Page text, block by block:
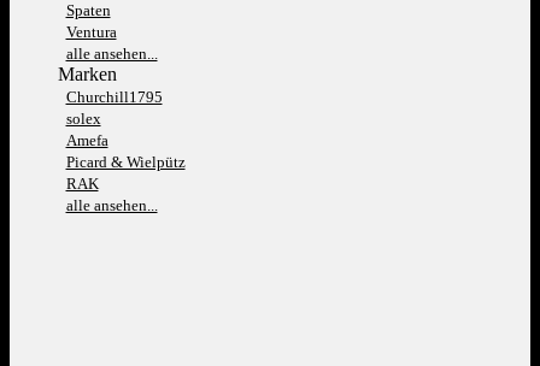
Spaten
Ventura
alle ansehen...
Marken
Churchill1795
solex
Amefa
Picard & Wielpütz
RAK
alle ansehen...